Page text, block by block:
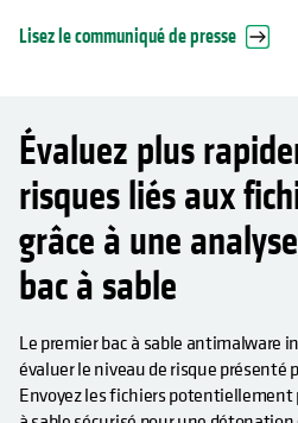
Lisez le communiqué de presse
Évaluez plus
risques liés aux
grâce à une
bac à sable
Le premier bac à sable antimalware
évaluer le niveau de risque présenté
Envoyez les fichiers potentiellement